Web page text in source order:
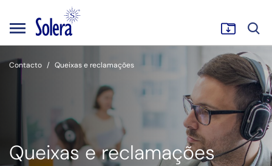
Contacto Queixas e reclamações
Queixas e reclamações